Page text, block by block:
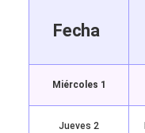
Fecha
Miércoles 1
Jueves 2